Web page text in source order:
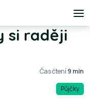
si raději
Čas čtení9 min
Půjčky